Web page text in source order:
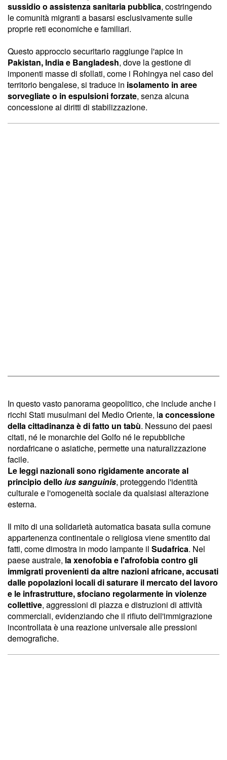
sussidio o assistenza sanitaria pubblica, costringendo
le comunità migranti a basarsi esclusivamente sulle
proprie reti economiche e familiari.
Questo approccio securitario raggiunge l'apice in
Pakistan, India e Bangladesh, dove la gestione di
imponenti masse di sfollati, come i Rohingya nel caso del
territorio bengalese, si traduce in isolamento in aree
sorvegliate o in espulsioni forzate, senza alcuna
concessione ai diritti di stabilizzazione.
In questo vasto panorama geopolitico, che include anche i
ricchi Stati musulmani del Medio Oriente, la concessione
della cittadinanza è di fatto un tabù. Nessuno dei paesi
citati, né le monarchie del Golfo né le repubbliche
nordafricane o asiatiche, permette una naturalizzazione
facile.
Le leggi nazionali sono rigidamente ancorate al
principio dello ius sanguinis, proteggendo l'identità
culturale e l'omogeneità sociale da qualsiasi alterazione
esterna.
Il mito di una solidarietà automatica basata sulla comune
appartenenza continentale o religiosa viene smentito dai
fatti, come dimostra in modo lampante il Sudafrica. Nel
paese australe, la xenofobia e l'afrofobia contro gli
immigrati provenienti da altre nazioni africane, accusati
dalle popolazioni locali di saturare il mercato del lavoro
e le infrastrutture, sfociano regolarmente in violenze
collettive, aggressioni di piazza e distruzioni di attività
commerciali, evidenziando che il rifiuto dell'immigrazione
incontrollata è una reazione universale alle pressioni
demografiche.